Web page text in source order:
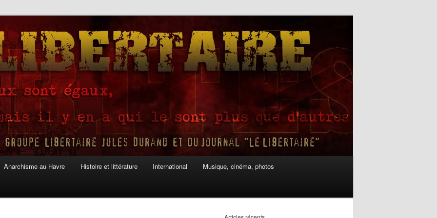
Anarchisme au Havre Histoire et littérature International Musique, cinéma, photos